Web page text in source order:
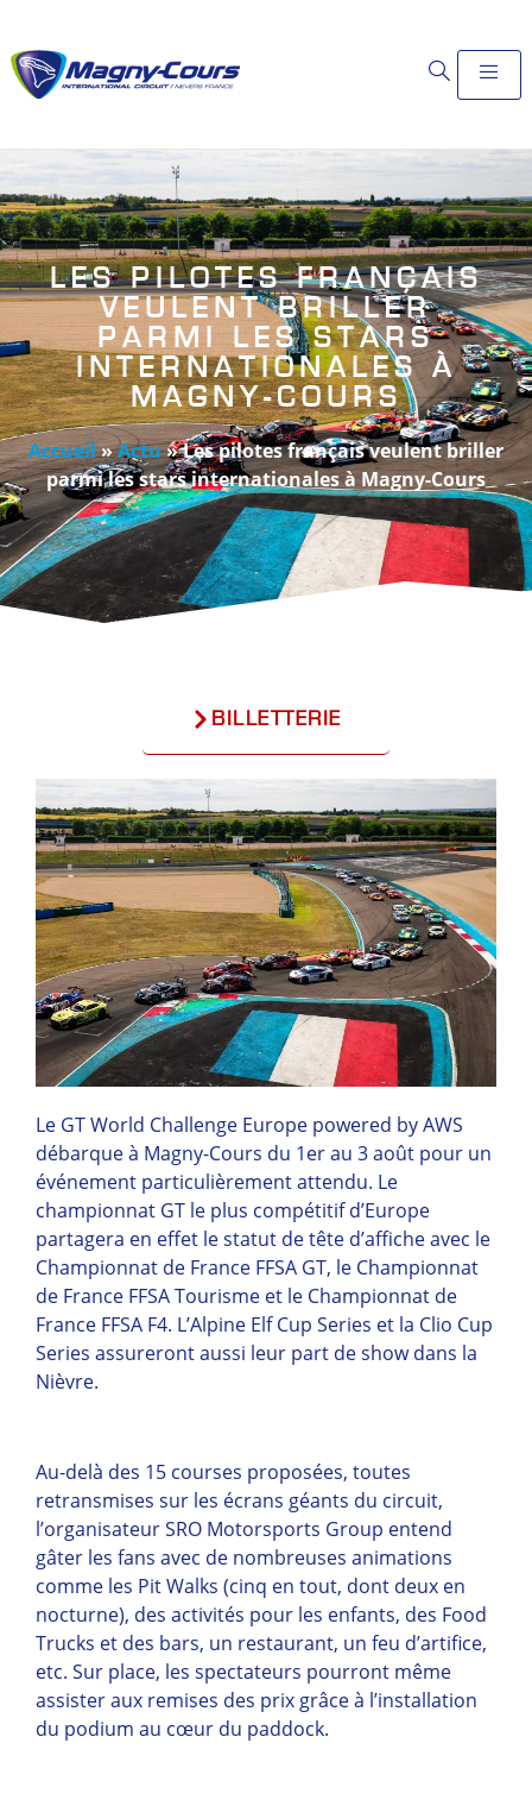
LES PILOTES FRANÇAIS
VEULENT BRILLER
PARMI LES STARS
INTERNATIONALES À
MAGNY-COURS
Accueil»Actu»Les pilotes français veulent briller
parmi les stars internationales à Magny-Cours
BILLETTERIE
Le GT World Challenge Europe powered by AWS
débarque à Magny-Cours du 1er au 3 août pour un
événement particulièrement attendu. Le
championnat GT le plus compétitif d’Europe
partagera en effet le statut de tête d’affiche avec le
Championnat de France FFSA GT, le Championnat
de France FFSA Tourisme et le Championnat de
France FFSA F4. L’Alpine Elf Cup Series et la Clio Cup
Series assureront aussi leur part de show dans la
Nièvre.
Au-delà des 15 courses proposées, toutes
retransmises sur les écrans géants du circuit,
l’organisateur SRO Motorsports Group entend
gâter les fans avec de nombreuses animations
comme les Pit Walks (cinq en tout, dont deux en
nocturne), des activités pour les enfants, des Food
Trucks et des bars, un restaurant, un feu d’artifice,
etc. Sur place, les spectateurs pourront même
assister aux remises des prix grâce à l’installation
du podium au cœur du paddock.